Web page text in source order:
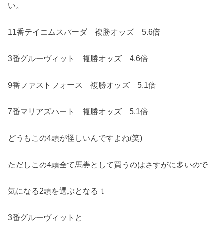
い。
11番テイエムスパーダ 複勝オッズ 5.6倍
3番グルーヴィット 複勝オッズ 4.6倍
9番ファストフォース 複勝オッズ 5.1倍
7番マリアズハート 複勝オッズ 5.1倍
どうもこの4頭が怪しいんですよね(笑)
ただしこの4頭全て馬券として買うのはさすがに多いので
気になる2頭を選ぶとなるｔ
3番グルーヴィットと